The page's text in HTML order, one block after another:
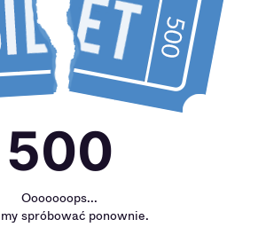
500
Ooooooops...
spróbować ponownie.